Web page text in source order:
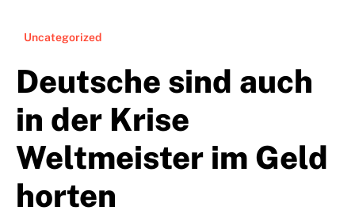
Uncategorized
Deutsche sind auch
in der Krise
Weltmeister im Geld
horten